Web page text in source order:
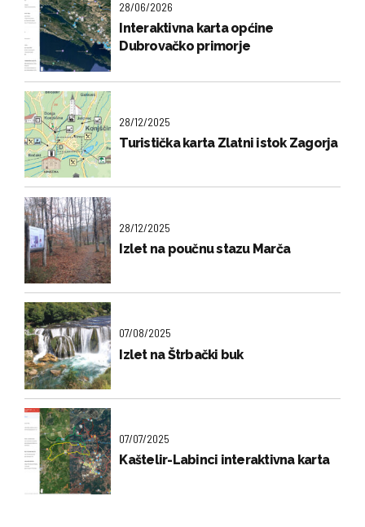
28/06/2026
Interaktivna karta općine
Dubrovačko primorje
28/12/2025
Turistička karta Zlatni istok Zagorja
28/12/2025
Izlet na poučnu stazu Marča
07/08/2025
Izlet na Štrbački buk
07/07/2025
Kaštelir-Labinci interaktivna karta